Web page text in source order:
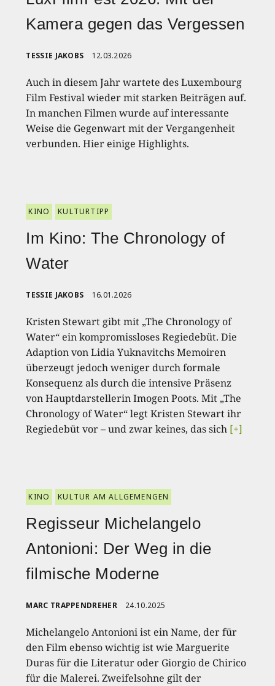
Kamera gegen das Vergessen
TESSIE JAKOBS 12.03.2026
Auch in diesem Jahr wartete des Luxembourg
Film Festival wieder mit starken Beiträgen auf.
In manchen Filmen wurde auf interessante
Weise die Gegenwart mit der Vergangenheit
verbunden. Hier einige Highlights.
KINO KULTURTIPP
Im Kino: The Chronology of
Water
TESSIE JAKOBS 16.01.2026
Kristen Stewart gibt mit „The Chronology of
Water“ ein kompromissloses Regiedebüt. Die
Adaption von Lidia Yuknavitchs Memoiren
überzeugt jedoch weniger durch formale
Konsequenz als durch die intensive Präsenz
von Hauptdarstellerin Imogen Poots. Mit „The
Chronology of Water“ legt Kristen Stewart ihr
Regiedebüt vor – und zwar keines, das sich [+]
KINO KULTUR AM ALLGEMENGEN
Regisseur Michelangelo
Antonioni: Der Weg in die
filmische Moderne
MARC TRAPPENDREHER 24.10.2025
Michelangelo Antonioni ist ein Name, der für
den Film ebenso wichtig ist wie Marguerite
Duras für die Literatur oder Giorgio de Chirico
für die Malerei. Zweifelsohne gilt der